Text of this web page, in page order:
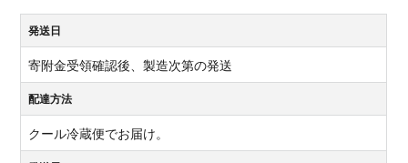
発送日
寄附金受領確認後、製造次第の発送
配達方法
クール冷蔵便でお届け。